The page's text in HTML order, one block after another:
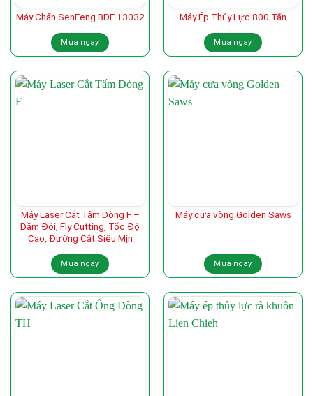
Máy Chấn SenFeng BDE 13032
Mua ngay
Máy Ép Thủy Lực 800 Tấn
Mua ngay
Máy Laser Cắt Tấm Dòng F –
Dầm Đôi, Fly Cutting, Tốc Độ
Cao, Đường Cắt Siêu Mịn
Mua ngay
Máy cưa vòng Golden Saws
Mua ngay